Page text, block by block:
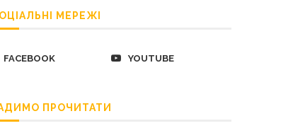
МЕРЕЖІ
FACEBOOK YOUTUBE
ПРОЧИТАТИ